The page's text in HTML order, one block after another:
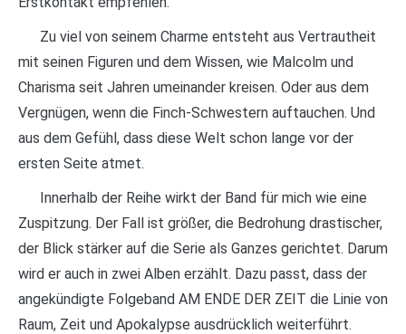
Zu viel von seinem Charme entsteht aus Vertrautheit
mit seinen Figuren und dem Wissen, wie Malcolm und
Charisma seit Jahren umeinander kreisen. Oder aus dem
Vergnügen, wenn die Finch-Schwestern auftauchen. Und
aus dem Gefühl, dass diese Welt schon lange vor der
ersten Seite atmet.
Innerhalb der Reihe wirkt der Band für mich wie eine
Zuspitzung. Der Fall ist größer, die Bedrohung drastischer,
der Blick stärker auf die Serie als Ganzes gerichtet. Darum
wird er auch in zwei Alben erzählt. Dazu passt, dass der
angekündigte Folgeband AM ENDE DER ZEIT die Linie von
Raum, Zeit und Apokalypse ausdrücklich weiterführt.